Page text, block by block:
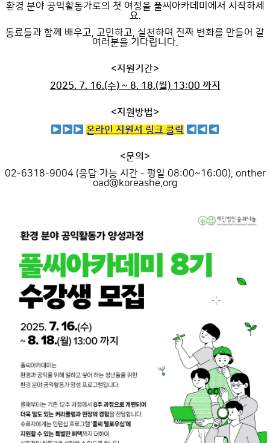
환경 분야 공익활동가로의 첫 여정을 풀씨아카데미에서 시작하세
요.
동료들과 함께 배우고, 고민하고, 실천하며 진짜 변화를 만들어 갈
여러분을 기다립니다.
<지원기간>
2025. 7. 16.(수) ~ 8. 18.(월) 13:00 까지
<지원방법>
온라인 지원서 링크 클릭
<문의>
02-6318-9004 (응답 가능 시간 - 평일 08:00~16:00), onther
oad@koreashe.org